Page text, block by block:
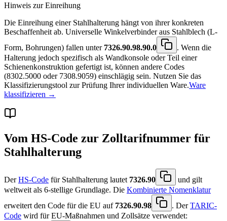
Hinweis zur Einreihung
Die Einreihung einer Stahlhalterung hängt von ihrer konkreten
Beschaffenheit ab. Universelle Winkelverbinder aus Stahlblech (L-
Form, Bohrungen) fallen unter 7326.90.98.90.0
. Wenn die
Halterung jedoch spezifisch als Wandkonsole oder Teil einer
Schienenkonstruktion gefertigt ist, können andere Codes
(8302.5000 oder 7308.9059) einschlägig sein. Nutzen Sie das
Klassifizierungstool zur Prüfung Ihrer individuellen Ware.Ware
klassifizieren →
Vom HS-Code zur Zolltarifnummer für
Stahlhalterung
DerHS-Code für Stahlhalterung lautet 7326.90
und gilt
weltweit als 6-stellige Grundlage. Die Kombinierte Nomenklatur
erweitert den Code für die EU auf 7326.90.98 . DerTARIC-
Code wird für EU-Maßnahmen und Zollsätze verwendet: